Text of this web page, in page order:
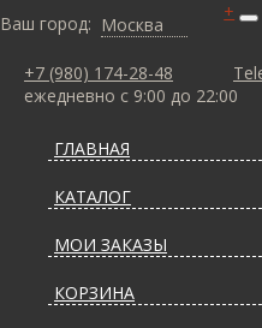
Ваш город: Москва
+7 (980) 174-28-48
ежедневно с 9:00 до 22:00
+
ГЛАВНАЯ
КАТАЛОГ
МОИ ЗАКАЗЫ
КОРЗИНА